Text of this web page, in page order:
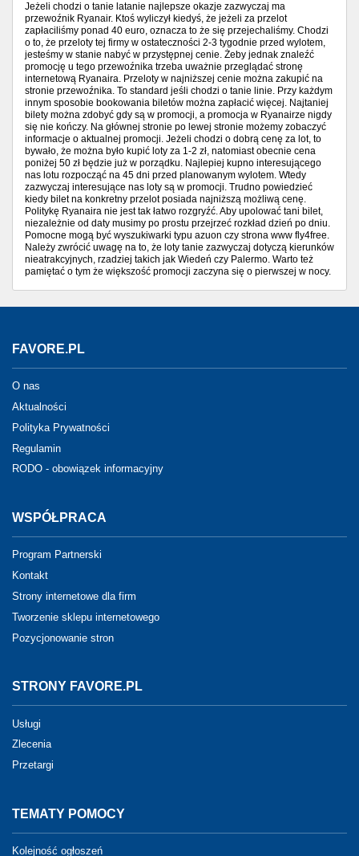
Jeżeli chodzi o tanie latanie najlepsze okazje zazwyczaj ma
przewoźnik Ryanair. Ktoś wyliczył kiedyś, że jeżeli za przelot
zapłaciliśmy ponad 40 euro, oznacza to że się przejechaliśmy. Chodzi
o to, że przeloty tej firmy w ostateczności 2-3 tygodnie przed wylotem,
jesteśmy w stanie nabyć w przystępnej cenie. Żeby jednak znaleźć
promocję u tego przewoźnika trzeba uważnie przeglądać stronę
internetową Ryanaira. Przeloty w najniższej cenie można zakupić na
stronie przewoźnika. To standard jeśli chodzi o tanie linie. Przy każdym
innym sposobie bookowania biletów można zapłacić więcej. Najtaniej
bilety można zdobyć gdy są w promocji, a promocja w Ryanairze nigdy
się nie kończy. Na głównej stronie po lewej stronie możemy zobaczyć
informacje o aktualnej promocji. Jeżeli chodzi o dobrą cenę za lot, to
bywało, że można było kupić loty za 1-2 zł, natomiast obecnie cena
poniżej 50 zł będzie już w porządku. Najlepiej kupno interesującego
nas lotu rozpocząć na 45 dni przed planowanym wylotem. Wtedy
zazwyczaj interesujące nas loty są w promocji. Trudno powiedzieć
kiedy bilet na konkretny przelot posiada najniższą możliwą cenę.
Politykę Ryanaira nie jest tak łatwo rozgryźć. Aby upolować tani bilet,
niezależnie od daty musimy po prostu przejrzeć rozkład dzień po dniu.
Pomocne mogą być wyszukiwarki typu azuon czy strona www fly4free.
Należy zwrócić uwagę na to, że loty tanie zazwyczaj dotyczą kierunków
nieatrakcyjnych, rzadziej takich jak Wiedeń czy Palermo. Warto też
pamiętać o tym że większość promocji zaczyna się o pierwszej w nocy.
FAVORE.PL
O nas
Aktualności
Polityka Prywatności
Regulamin
RODO - obowiązek informacyjny
WSPÓŁPRACA
Program Partnerski
Kontakt
Strony internetowe dla firm
Tworzenie sklepu internetowego
Pozycjonowanie stron
STRONY FAVORE.PL
Usługi
Zlecenia
Przetargi
TEMATY POMOCY
Kolejność ogłoszeń